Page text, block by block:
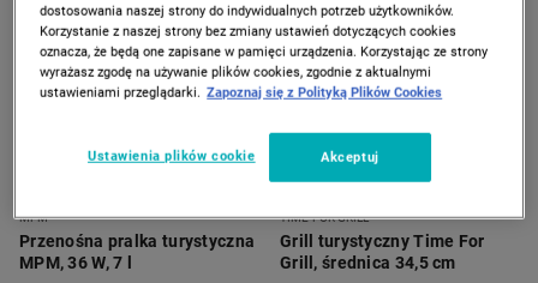
MPM
Przenośna pralka turystyczna
MPM, 36 W, 7 l
TIME FOR GRILL
Grill turystyczny Time For
Grill, średnica 34,5 cm
dostosowania naszej strony do indywidualnych potrzeb użytkowników.
Korzystanie z naszej strony bez zmiany ustawień dotyczących cookies
oznacza, że będą one zapisane w pamięci urządzenia. Korzystając ze strony
wyrażasz zgodę na używanie plików cookies, zgodnie z aktualnymi
ustawieniami przeglądarki. Zapoznaj się z Polityką Plików Cookies
Ustawienia plików cookie Akceptuj